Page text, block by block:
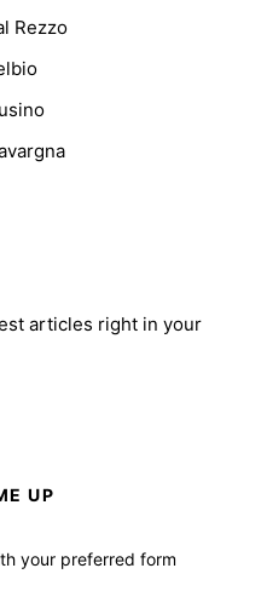
Rezzo
articles right in your
UP
your preferred form